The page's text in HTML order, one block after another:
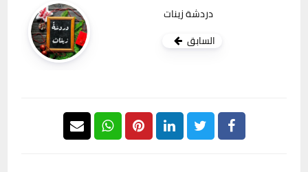
دردشة زينات
السابق